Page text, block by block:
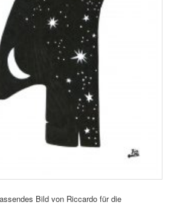
Bild von Riccardo für die